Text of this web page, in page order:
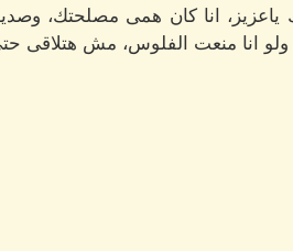
انا كان همى مصلحتك،
انا منعت الفلوس، مش هتلاقى